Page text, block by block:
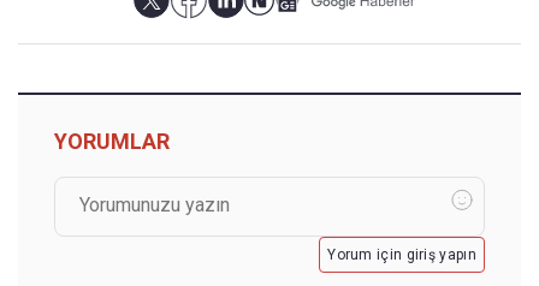
YORUMLAR
Yorum için giriş yapın